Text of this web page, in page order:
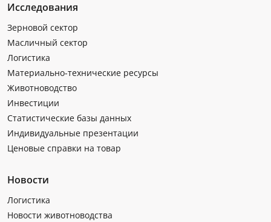
Исследования
Зерновой сектор
Масличный сектор
Логистика
Материально-технические ресурсы
Животноводство
Инвестиции
Статистические базы данных
Индивидуальные презентации
Ценовые справки на товар
Новости
Логистика
Новости животноводства